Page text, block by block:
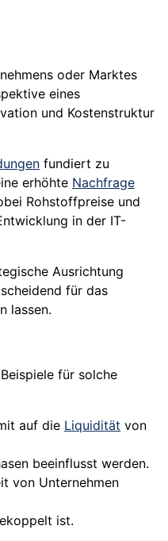
oder Marktes
eines
und Kostenstruktur
fundiert zu
erhöhte Nachfrage
Rohstoffpreise und
in der IT-
Ausrichtung
für das
lassen.
für solche
auf die Liquidität von
beeinflusst werden.
von Unternehmen
ist.